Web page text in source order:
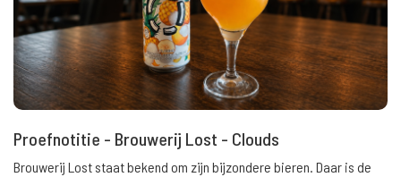
Proefnotitie - Brouwerij Lost - Clouds
Brouwerij Lost staat bekend om zijn bijzondere bieren. Daar is de